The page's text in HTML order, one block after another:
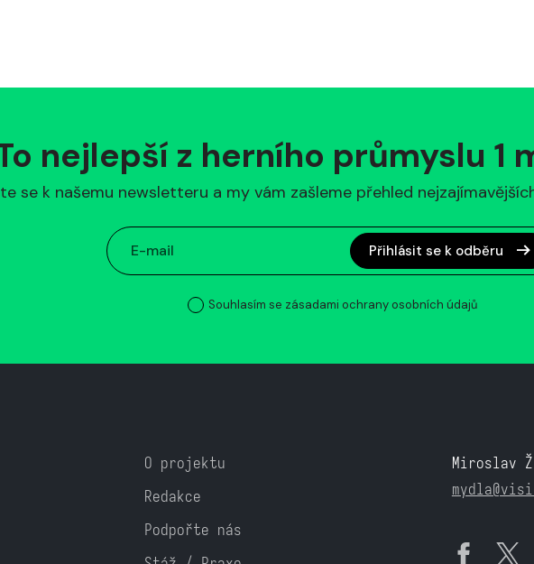
nejlepší z herního průmyslu 1
se k našemu newsletteru a my vám zašleme přehled
Přihlásit se k odběru
Souhlasím se zásadami ochrany osobních údajů
O projektu
Redakce
Podpořte nás
Miroslav